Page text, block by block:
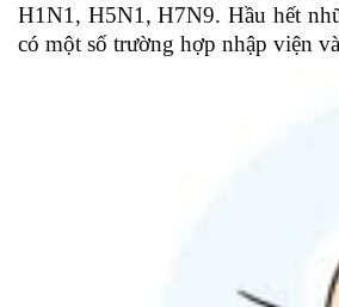
H1N1, H5N1, H7N9. Hầu hết
có một số trường hợp nhập viện